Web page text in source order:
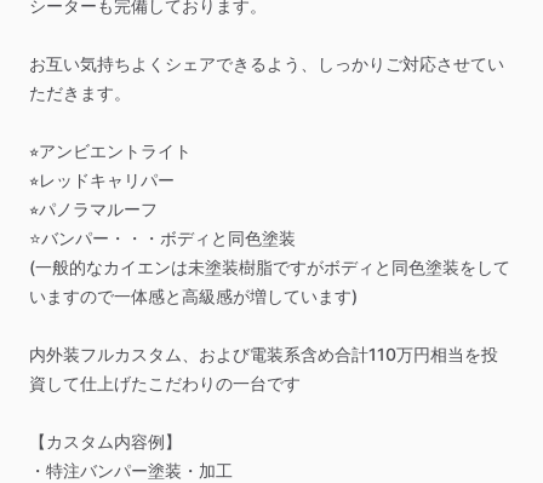
シーターも完備しております。
お互い気持ちよくシェアできるよう、しっかりご対応させてい
ただきます。
⭐︎アンビエントライト
⭐︎レッドキャリパー
⭐︎パノラマルーフ
⭐️バンパー・・・ボディと同色塗装
(一般的なカイエンは未塗装樹脂ですがボディと同色塗装をして
いますので一体感と高級感が増しています)
内外装フルカスタム、および電装系含め合計110万円相当を投
資して仕上げたこだわりの一台です
【カスタム内容例】
・特注バンパー塗装・加工